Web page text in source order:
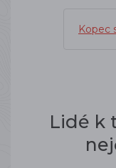
Kopec
Lidé k